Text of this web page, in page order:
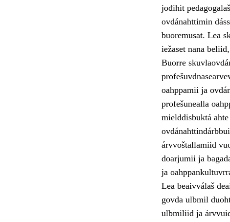
jođihit
ovdánahttimin
buoremusat. Lea
iežaset nana
Buorre
oahppamii ja
profešunealla
mielddisbuktá
árvvoštallamiid
doarjumii ja
ja
Lea beaivválaš
govda ulbmil
ulbmiliid ja